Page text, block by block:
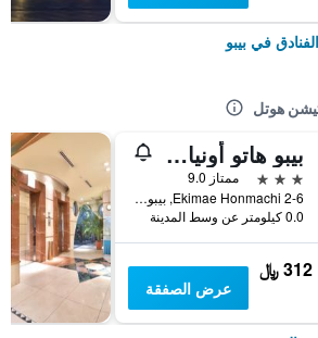
في بيبو
هوتل
بيبو هاتو أونيادو نونو بيبو
3 نجوم
ممتاز 9.0
2-6 Ekimae Honmachi, بيبو, اليابان
0.0 كيلومتر عن وسط المدينة
312 ﷼
عرض الصفقة